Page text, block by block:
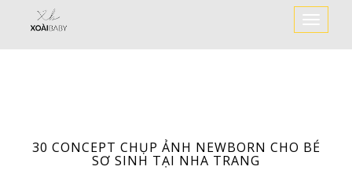
Toggle
30 CONCEPT CHỤP ẢNH NEWBORN CHO BÉ
SƠ SINH TẠI NHA TRANG